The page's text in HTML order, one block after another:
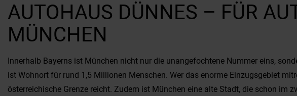
AUTOHAUS DÜNNES – FÜR
MÜNCHEN
Innerhalb Bayerns ist München nicht nur die unangefochtene Nummer eins,
ist Wohnort für rund 1,5 Millionen Menschen. Wer das enorme Einzugsgebiet
österreichische Grenze reicht. Zudem ist München eine alte Stadt, die schon